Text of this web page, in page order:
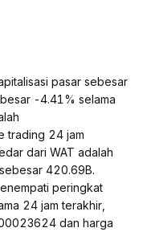
pasar sebesar
-4.41% selama
trading 24 jam
dari WAT adalah
420.69B.
peringkat
24 jam terakhir,
dan harga